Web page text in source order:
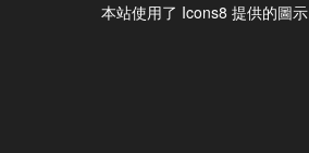
本站使用了 Icons8 提供的圖示